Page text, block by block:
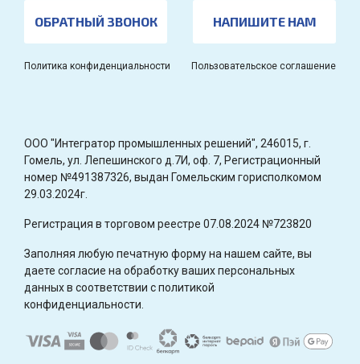
ОБРАТНЫЙ ЗВОНОК НАПИШИТЕ НАМ
Политика конфиденциальности Пользовательское соглашение
OOO "Интегратор промышленных решений", 246015, г.
Гомель, ул. Лепешинского д.7И, оф. 7, Регистрационный
номер №491387326, выдан Гомельским горисполкомом
29.03.2024г.
Регистрация в торговом реестре 07.08.2024 №723820
Заполняя любую печатную форму на нашем сайте, вы
даете согласие на обработку ваших персональных
данных в соответствии с политикой
конфиденциальности.